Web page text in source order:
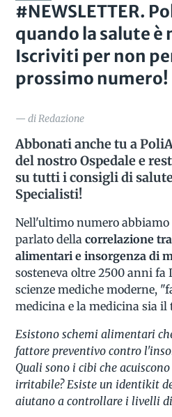
#NEWSLETTER.
quando la salute è
Iscriviti per non
prossimo numero!
— di Redazione
Abbonati anche tu a
del nostro Ospedale e
su tutti i consigli di
Specialisti!
Nell'ultimo numero abbiamo
parlato dellacorrelazione
alimentari e insorgenza di
sosteneva oltre 2500 anni fa
scienze mediche moderne,
medicina e la medicina sia il
Esistono schemi alimentari
fattore preventivo contro
Quali sono i cibi che
irritabile? Esiste un identikit
aiutano a controllare i livelli